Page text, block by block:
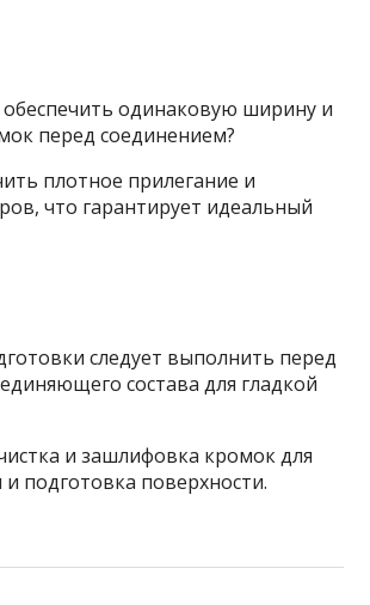
одинаковую ширину и
перед соединением?
плотное прилегание и
что гарантирует идеальный
следует выполнить перед
состава для гладкой
и зашлифовка кромок для
подготовка поверхности.